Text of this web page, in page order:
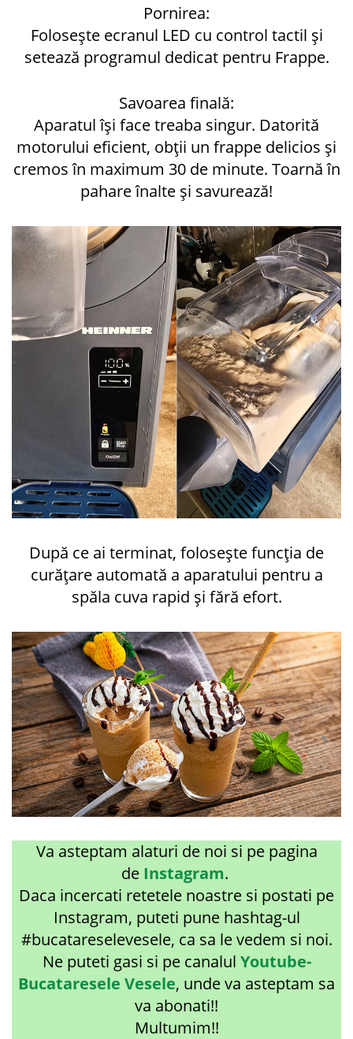
Pornirea:
Folosește ecranul LED cu control tactil și
setează programul dedicat pentru Frappe.
Savoarea finală:
Aparatul își face treaba singur. Datorită
motorului eficient, obții un frappe delicios și
cremos în maximum 30 de minute. Toarnă în
pahare înalte și savurează!
După ce ai terminat, folosește funcția de
curățare automată a aparatului pentru a
spăla cuva rapid și fără efort.
Va asteptam alaturi de noi si pe pagina
de Instagram.
Daca incercati retetele noastre si postati pe
Instagram, puteti pune hashtag-ul
#bucatareselevesele, ca sa le vedem si noi.
Ne puteti gasi si pe canalul Youtube-
Bucataresele Vesele, unde va asteptam sa
va abonati!!
Multumim!!